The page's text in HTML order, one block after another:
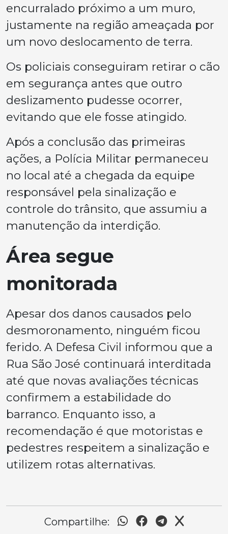
encurralado próximo a um muro,
justamente na região ameaçada por
um novo deslocamento de terra.
Os policiais conseguiram retirar o cão
em segurança antes que outro
deslizamento pudesse ocorrer,
evitando que ele fosse atingido.
Após a conclusão das primeiras
ações, a Polícia Militar permaneceu
no local até a chegada da equipe
responsável pela sinalização e
controle do trânsito, que assumiu a
manutenção da interdição.
Área segue
monitorada
Apesar dos danos causados pelo
desmoronamento, ninguém ficou
ferido. A Defesa Civil informou que a
Rua São José continuará interditada
até que novas avaliações técnicas
confirmem a estabilidade do
barranco. Enquanto isso, a
recomendação é que motoristas e
pedestres respeitem a sinalização e
utilizem rotas alternativas.
Compartilhe: